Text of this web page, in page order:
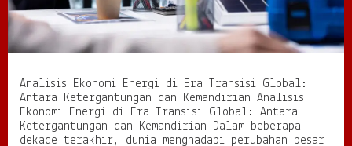
d
r
T
r
a
n
s
Analisis Ekonomi Energi di Era Transisi Global:
Antara Ketergantungan dan Kemandirian Analisis
Ekonomi Energi di Era Transisi Global: Antara
Ketergantungan dan Kemandirian Dalam beberapa
dekade terakhir, dunia menghadapi perubahan besar